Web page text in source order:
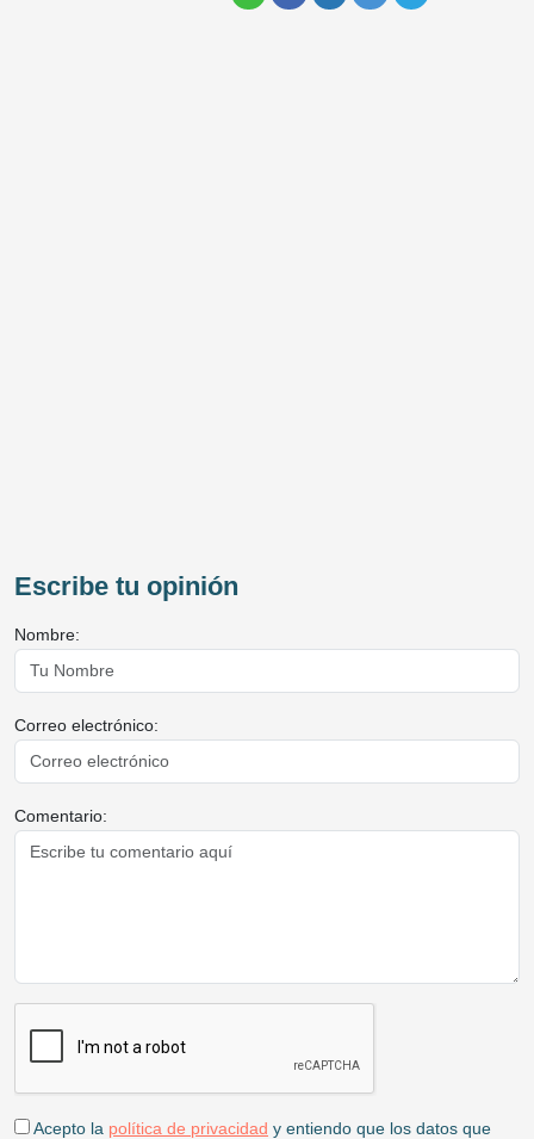
Escribe tu opinión
Nombre:
Correo electrónico:
Comentario:
Acepto la política de privacidad y entiendo que los datos que